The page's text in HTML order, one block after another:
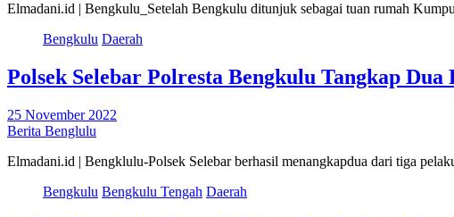
Elmadani.id | Bengkulu_Setelah Bengkulu ditunjuk sebagai tuan rumah
Bengkulu Daerah
Polsek Selebar Polresta Bengkulu Tangkap Dua
25 November 2022
Berita Benglulu
Elmadani.id | Bengklulu-Polsek Selebar berhasil menangkapdua dari tiga
Bengkulu Bengkulu Tengah Daerah